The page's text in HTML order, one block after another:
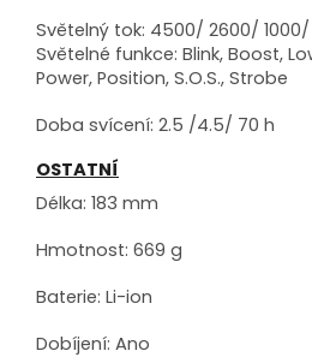
Světelný tok: 4500/ 2600/
Světelné funkce: Blink, Boost,
Power, Position, S.O.S., Strobe
Doba svícení: 2.5 /4.5/ 70 h
OSTATNÍ
Délka: 183 mm
Hmotnost: 669 g
Baterie: Li-ion
Dobíjení: Ano